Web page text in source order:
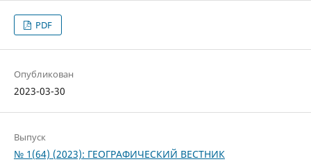
PDF
Опубликован
2023-03-30
Выпуск
№ 1(64) (2023): ГЕОГРАФИЧЕСКИЙ ВЕСТНИК